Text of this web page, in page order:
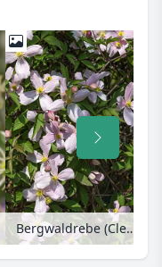
Bergwaldrebe (Clematis montana var. rubens)